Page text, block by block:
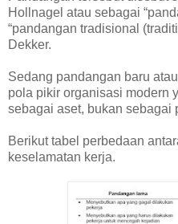
Hollnagel atau sebagai
“pandangan tradisional
Dekker.
Sedang pandangan baru
pola pikir organisasi modern
sebagai aset, bukan sebagai
Berikut tabel perbedaan
keselamatan kerja.